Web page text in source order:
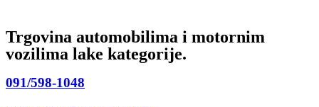
Trgovina automobilima i motornim
vozilima lake kategorije.
091/598-1048